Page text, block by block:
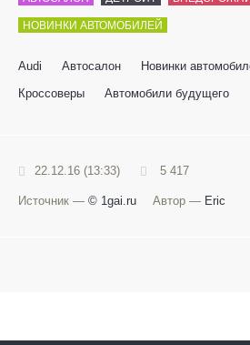
НОВИНКИ АВТОМОБИЛЕЙ
Audi Автосалон Новинки
Кроссоверы
Автомобили будущего
22.12.16 (13:33) 5 417
Источник — © 1gai.ru Автор — Eric